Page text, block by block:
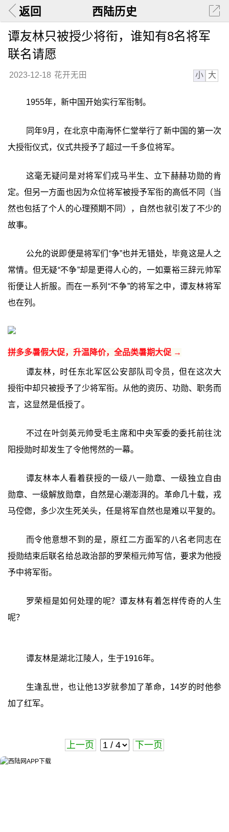
返回 西陆历史
谭友林只被授少将衔，谁知有8名将军
联名请愿
2023-12-18 花开无田 小 大
1955年，新中国开始实行军衔制。
同年9月，在北京中南海怀仁堂举行了新中国的第一次
大授衔仪式，仪式共授予了超过一千多位将军。
这毫无疑问是对将军们戎马半生、立下赫赫功勋的肯
定。但另一方面也因为众位将军被授予军衔的高低不同（当
然也包括了个人的心理预期不同），自然也就引发了不少的
故事。
公允的说即便是将军们“争”也并无错处，毕竟这是人之
常情。但无疑“不争”却是更得人心的，一如粟裕三辞元帅军
衔便让人折服。而在一系列“不争”的将军之中，谭友林将军
也在列。
拼多多暑假大促，升温降价，全品类暑期大促 →
谭友林，时任东北军区公安部队司令员，但在这次大
授衔中却只被授予了少将军衔。从他的资历、功勋、职务而
言，这显然是低授了。
不过在叶剑英元帅受毛主席和中央军委的委托前往沈
阳授勋时却发生了令他愕然的一幕。
谭友林本人看着获授的一级八一勋章、一级独立自由
勋章、一级解放勋章，自然是心潮澎湃的。革命几十载，戎
马倥偬，多少次生死关头，任是将军自然也是难以平复的。
而令他意想不到的是，原红二方面军的八名老同志在
授勋结束后联名给总政治部的罗荣桓元帅写信，要求为他授
予中将军衔。
罗荣桓是如何处理的呢？谭友林有着怎样传奇的人生
呢？
谭友林是湖北江陵人，生于1916年。
生逢乱世，也让他13岁就参加了革命，14岁的时他参
加了红军。
上一页 下一页